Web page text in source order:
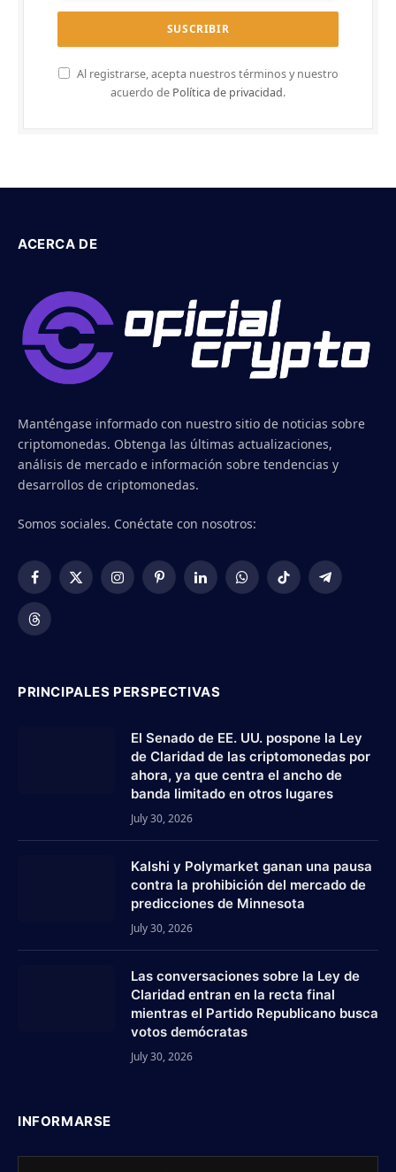
Al registrarse, acepta nuestros términos y nuestro
acuerdo de Política de privacidad.
ACERCA DE
Manténgase informado con nuestro sitio de noticias sobre
criptomonedas. Obtenga las últimas actualizaciones,
análisis de mercado e información sobre tendencias y
desarrollos de criptomonedas.
Somos sociales. Conéctate con nosotros:
Facebook
X
InstagramPinterestLinkedInWhatsApp
TikTok Telegram
Threads
PRINCIPALES PERSPECTIVAS
El Senado de EE. UU. pospone la Ley
de Claridad de las criptomonedas por
ahora, ya que centra el ancho de
banda limitado en otros lugares
July 30, 2026
Kalshi y Polymarket ganan una pausa
contra la prohibición del mercado de
predicciones de Minnesota
July 30, 2026
Las conversaciones sobre la Ley de
Claridad entran en la recta final
mientras el Partido Republicano busca
votos demócratas
July 30, 2026
INFORMARSE